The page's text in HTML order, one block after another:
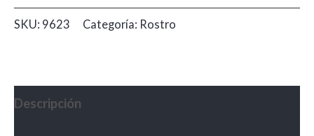
me
Maybelline
SKU: 9623 Categoría: Rostro
Descripción